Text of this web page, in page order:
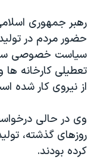
همایش
صفحه‌های ویژه
سفر پرزیدنت
رهبر جمهوری
حضور مردم در
سیاست خصوصی
تعطیلی کارخانه
از نیروی کار شده
وی در حالی
روزهای گذشته،
کرده بودند.